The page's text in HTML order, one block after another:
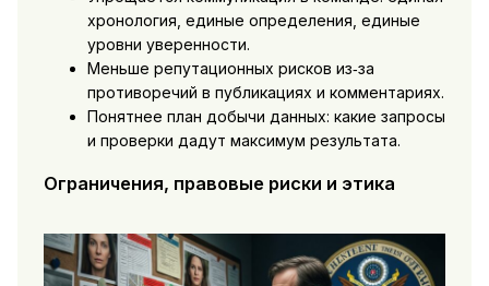
хронология, единые определения, единые
уровни уверенности.
Меньше репутационных рисков из‑за
противоречий в публикациях и комментариях.
Понятнее план добычи данных: какие запросы
и проверки дадут максимум результата.
Ограничения, правовые риски и этика